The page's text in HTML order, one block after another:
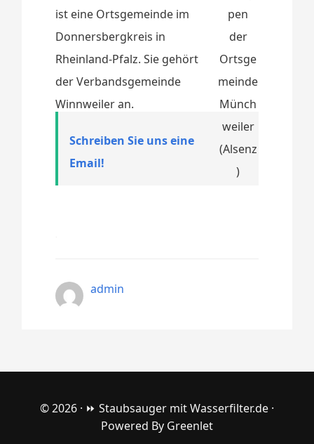
ist eine Ortsgemeinde im
Donnersbergkreis in
Rheinland-Pfalz. Sie gehört
der Verbandsgemeinde
Winnweiler an.
Schreiben Sie uns eine
Email!
admin
© 2026 · ⏩ Staubsauger mit Wasserfilter.de ·
Powered By Greenlet